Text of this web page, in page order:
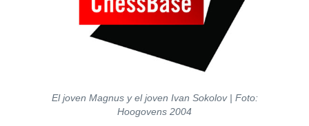
El joven Magnus y el joven Ivan Sokolov | Foto:
Hoogovens 2004